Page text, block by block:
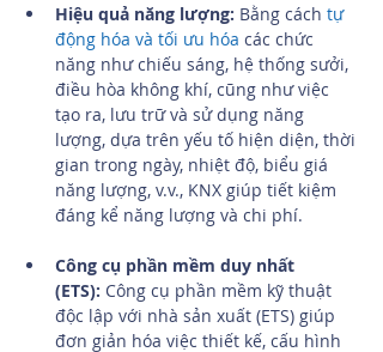
Hiệu quả năng lượng: Bằng cách tự
động hóa và tối ưu hóa các chức
năng như chiếu sáng, hệ thống sưởi,
điều hòa không khí, cũng như việc
tạo ra, lưu trữ và sử dụng năng
lượng, dựa trên yếu tố hiện diện, thời
gian trong ngày, nhiệt độ, biểu giá
năng lượng, v.v., KNX giúp tiết kiệm
đáng kể năng lượng và chi phí.
Công cụ phần mềm duy nhất
(ETS): Công cụ phần mềm kỹ thuật
độc lập với nhà sản xuất (ETS) giúp
đơn giản hóa việc thiết kế, cấu hình